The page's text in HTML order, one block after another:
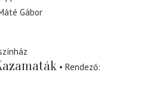
Gábor
Rendező